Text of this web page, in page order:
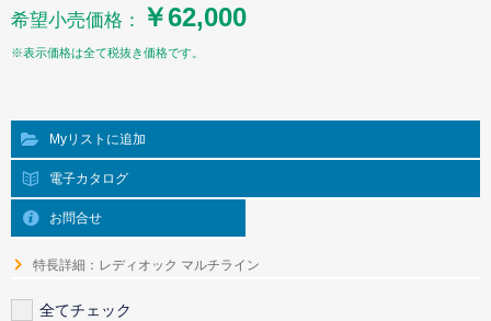
希望小売価格： ￥62,000
※表示価格は全て税抜き価格です。
Myリストに追加
電子カタログ
お問合せ
特長詳細：レディオック マルチライン
全てチェック